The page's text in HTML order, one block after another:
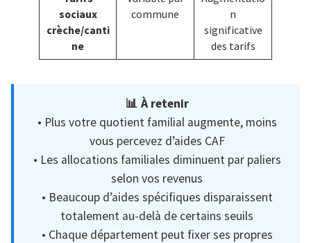
sociaux
crèche/canti
ne
commune
n
significative
des tarifs
📊 À retenir
• Plus votre quotient familial augmente, moins
vous percevez d’aides CAF
• Les allocations familiales diminuent par paliers
selon vos revenus
• Beaucoup d’aides spécifiques disparaissent
totalement au-delà de certains seuils
• Chaque département peut fixer ses propres